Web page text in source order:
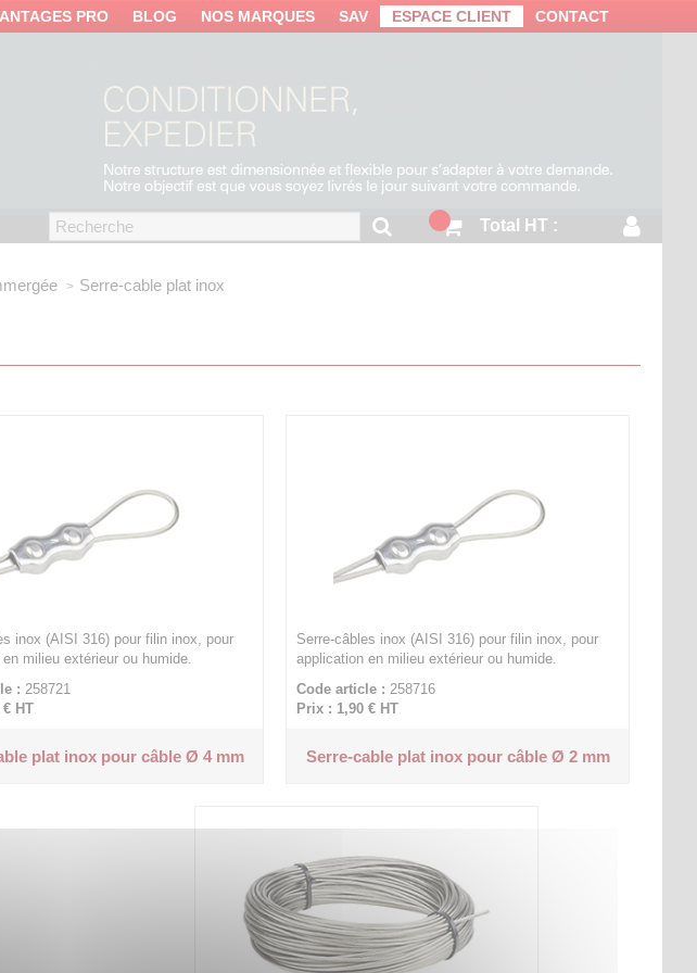
PRO BLOG NOS MARQUES SAV ESPACE CLIENT CONTACT
Total HT :
Serre-cable plat inox
inox (AISI 316) pour filin inox, pour
milieu extérieur ou humide.
: 258721
€HT
plat inox pour câble Ø 4 mm
Serre-câbles inox (AISI 316) pour filin inox, pour
application en milieu extérieur ou humide.
Code article : 258716
Prix : 1,90 € HT
Serre-cable plat inox pour câble Ø 2 mm